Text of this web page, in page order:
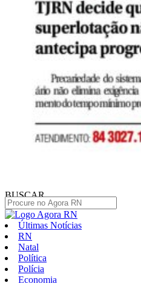
BUSCAR
Últimas Notícias
RN
Natal
Política
Polícia
Economia